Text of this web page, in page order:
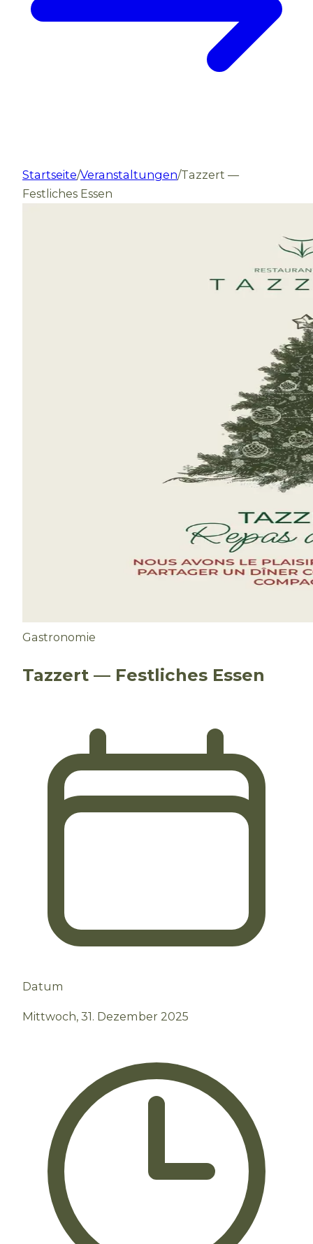
Startseite/Veranstaltungen/Tazzert —
Festliches Essen
Gastronomie
Tazzert — Festliches Essen
Datum
Mittwoch, 31. Dezember 2025